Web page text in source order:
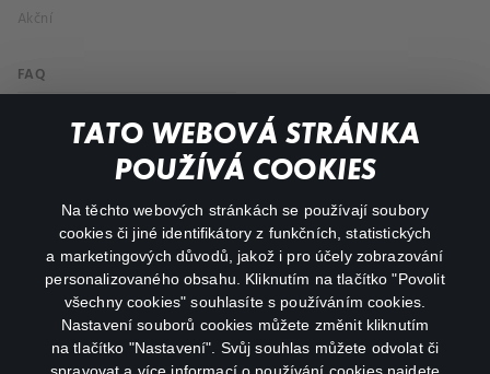
TATO WEBOVÁ STRÁNKA
POUŽÍVÁ COOKIES
Na těchto webových stránkách se používají soubory
cookies či jiné identifikátory z funkčních, statistických
a marketingových důvodů, jakož i pro účely zobrazování
personalizovaného obsahu. Kliknutím na tlačítko "Povolit
všechny cookies" souhlasíte s používáním cookies.
Nastavení souborů cookies můžete změnit kliknutím
na tlačítko "Nastavení". Svůj souhlas můžete odvolat či
Akční
FAQ
Můj účet
Důležité odkazy
facebookinstagram
youtube